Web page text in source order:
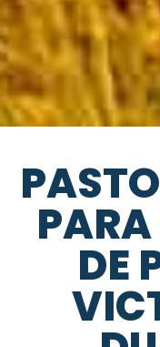
DE